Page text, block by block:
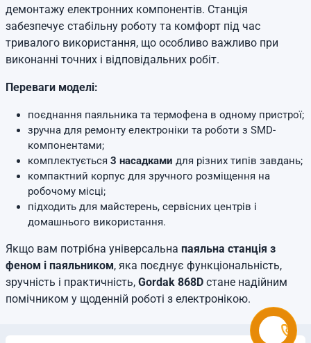
демонтажу електронних компонентів. Станція
забезпечує стабільну роботу та комфорт під час
тривалого використання, що особливо важливо при
виконанні точних і відповідальних робіт.
Переваги моделі:
поєднання паяльника та термофена в одному пристрої;
зручна для ремонту електроніки та роботи з SMD-
компонентами;
комплектується 3 насадками для різних типів завдань;
компактний корпус для зручного розміщення на
робочому місці;
підходить для майстерень, сервісних центрів і
домашнього використання.
Якщо вам потрібна універсальна паяльна станція з
феном і паяльником, яка поєднує функціональність,
зручність і практичність, Gordak 868D стане надійним
помічником у щоденній роботі з електронікою.